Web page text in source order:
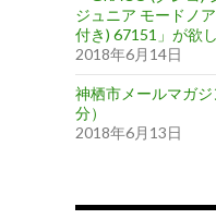
ジュニア モードノ
付き) 67151」が欲し
2018年6月14日
神栖市メールマガ
分）
2018年6月13日